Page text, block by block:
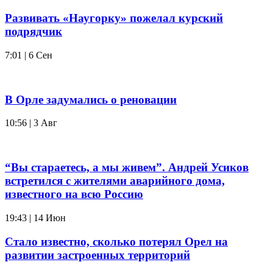
Развивать «Наугорку» пожелал курский
подрядчик
7:01 | 6 Сен
В Орле задумались о реновации
10:56 | 3 Авг
“Вы стараетесь, а мы живем”. Андрей Усиков
встретился с жителями аварийного дома,
известного на всю Россию
19:43 | 14 Июн
Стало известно, сколько потерял Орел на
развитии застроенных территорий